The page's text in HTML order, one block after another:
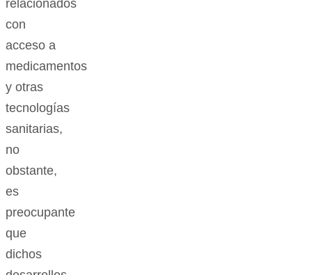
relacionados
con
acceso a
medicamentos
y otras
tecnologías
sanitarias,
no
obstante,
es
preocupante
que
dichos